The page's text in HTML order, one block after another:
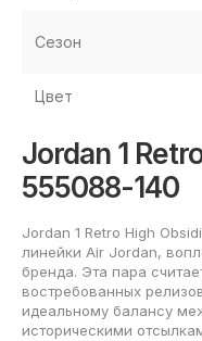
Сезон
Цвет
Jordan 1
555088-140
Jordan 1 Retro High
линейки Air Jordan,
бренда. Эта пара
востребованных
идеальному балансу
историческими